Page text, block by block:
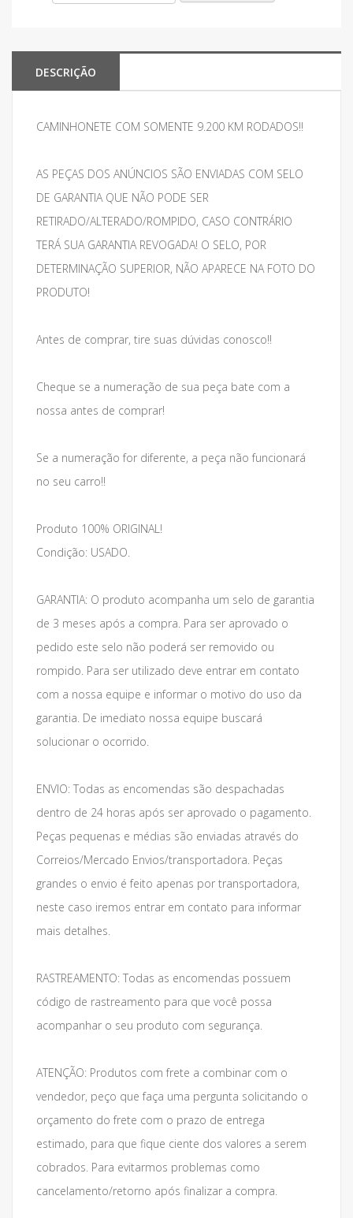
DESCRIÇÃO
CAMINHONETE COM SOMENTE 9.200 KM RODADOS!!
AS PEÇAS DOS ANÚNCIOS SÃO ENVIADAS COM SELO
DE GARANTIA QUE NÃO PODE SER
RETIRADO/ALTERADO/ROMPIDO, CASO CONTRÁRIO
TERÁ SUA GARANTIA REVOGADA! O SELO, POR
DETERMINAÇÃO SUPERIOR, NÃO APARECE NA FOTO DO
PRODUTO!
Antes de comprar, tire suas dúvidas conosco!!
Cheque se a numeração de sua peça bate com a
nossa antes de comprar!
Se a numeração for diferente, a peça não funcionará
no seu carro!!
Produto 100% ORIGINAL!
Condição: USADO.
GARANTIA: O produto acompanha um selo de garantia
de 3 meses após a compra. Para ser aprovado o
pedido este selo não poderá ser removido ou
rompido. Para ser utilizado deve entrar em contato
com a nossa equipe e informar o motivo do uso da
garantia. De imediato nossa equipe buscará
solucionar o ocorrido.
ENVIO: Todas as encomendas são despachadas
dentro de 24 horas após ser aprovado o pagamento.
Peças pequenas e médias são enviadas através do
Correios/Mercado Envios/transportadora. Peças
grandes o envio é feito apenas por transportadora,
neste caso iremos entrar em contato para informar
mais detalhes.
RASTREAMENTO: Todas as encomendas possuem
código de rastreamento para que você possa
acompanhar o seu produto com segurança.
ATENÇÃO: Produtos com frete a combinar com o
vendedor, peço que faça uma pergunta solicitando o
orçamento do frete com o prazo de entrega
estimado, para que fique ciente dos valores a serem
cobrados. Para evitarmos problemas como
cancelamento/retorno após finalizar a compra.